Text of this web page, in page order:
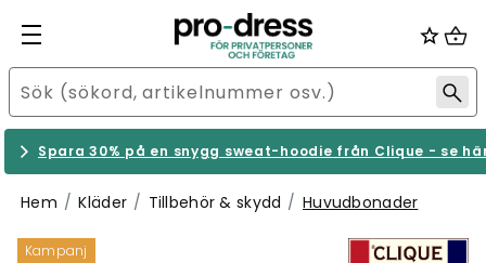
Spara 30% på en snygg sweat-hoodie från Clique - se
Hem Kläder Tillbehör & skydd Huvudbonader
Kampanj